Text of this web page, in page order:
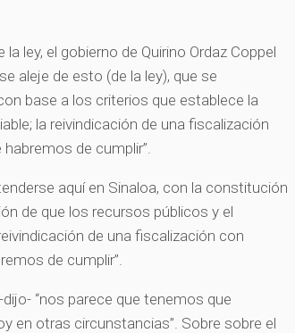
ley, el gobierno de Quirino Ordaz Coppel
aleje de esto (de la ley), que se
base a los criterios que establece la
la reivindicación de una fiscalización
de cumplir”.
aquí en Sinaloa, con la constitución
de que los recursos públicos y el
de una fiscalización con
de cumplir”.
“nos parece que tenemos que
en otras circunstancias”. Sobre sobre el